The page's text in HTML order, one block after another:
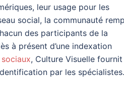
leur usage pour les
social, la communauté
des participants de la
à présent d’une indexation
, Culture Visuelle fournit
par les spécialistes.